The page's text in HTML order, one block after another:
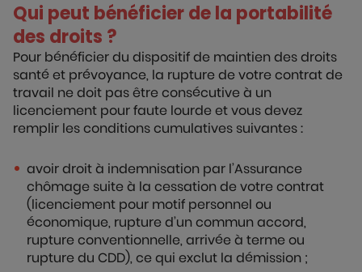
Qui peut bénéficier de la portabilité
des droits ?
Pour bénéficier du dispositif de maintien des droits
santé et prévoyance, la rupture de votre contrat de
travail ne doit pas être consécutive à un
licenciement pour faute lourde et vous devez
remplir les conditions cumulatives suivantes :
avoir droit à indemnisation par l’Assurance
chômage suite à la cessation de votre contrat
(licenciement pour motif personnel ou
économique, rupture d’un commun accord,
rupture conventionnelle, arrivée à terme ou
rupture du CDD), ce qui exclut la démission ;